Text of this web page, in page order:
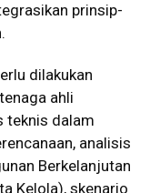
prinsip-
dilakukan
ahli
teknis dalam
analisis
Berkelanjutan
Kelola), skenario